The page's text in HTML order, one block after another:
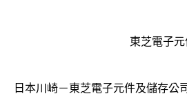
東芝電子
日本川崎－東芝電子元件及儲存公